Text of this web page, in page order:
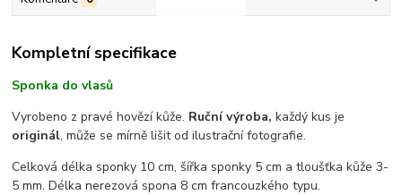
Kompletní specifikace
Sponka do vlasů
Vyrobeno z pravé hovězí kůže. Ruční výroba, každý kus je
originál, může se mírně lišit od ilustrační fotografie.
Celková délka sponky 10 cm, šířka sponky 5 cm a tloušťka kůže 3-
5 mm. Délka nerezová spona 8 cm francouzkého typu.